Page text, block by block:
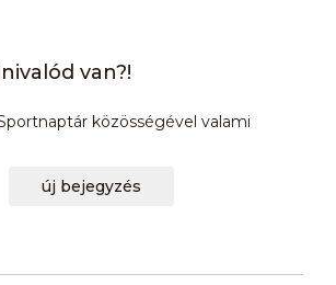
van?!
közösségével valami
új bejegyzés